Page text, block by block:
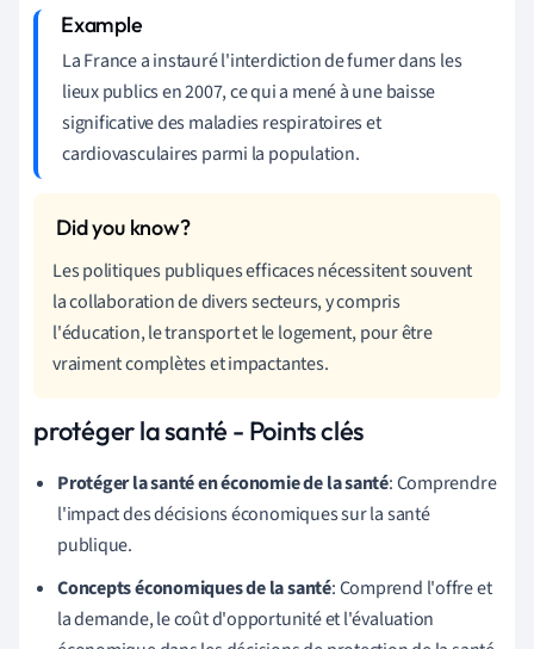
La France a instauré l'interdiction de fumer dans les
lieux publics en 2007, ce qui a mené à une baisse
significative des maladies respiratoires et
cardiovasculaires parmi la population.
Les politiques publiques efficaces nécessitent souvent
la collaboration de divers secteurs, y compris
l'éducation, le transport et le logement, pour être
vraiment complètes et impactantes.
protéger la santé - Points clés
Protéger la santé en économie de la santé: Comprendre
l'impact des décisions économiques sur la santé
publique.
Concepts économiques de la santé: Comprend l'offre et
la demande, le coût d'opportunité et l'évaluation